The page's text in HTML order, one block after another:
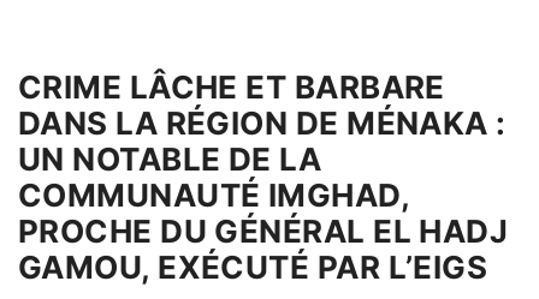
CRIME LÂCHE ET BARBARE
DANS LA RÉGION DE MÉNAKA :
UN NOTABLE DE LA
COMMUNAUTÉ IMGHAD,
PROCHE DU GÉNÉRAL EL HADJ
GAMOU, EXÉCUTÉ PAR L’EIGS